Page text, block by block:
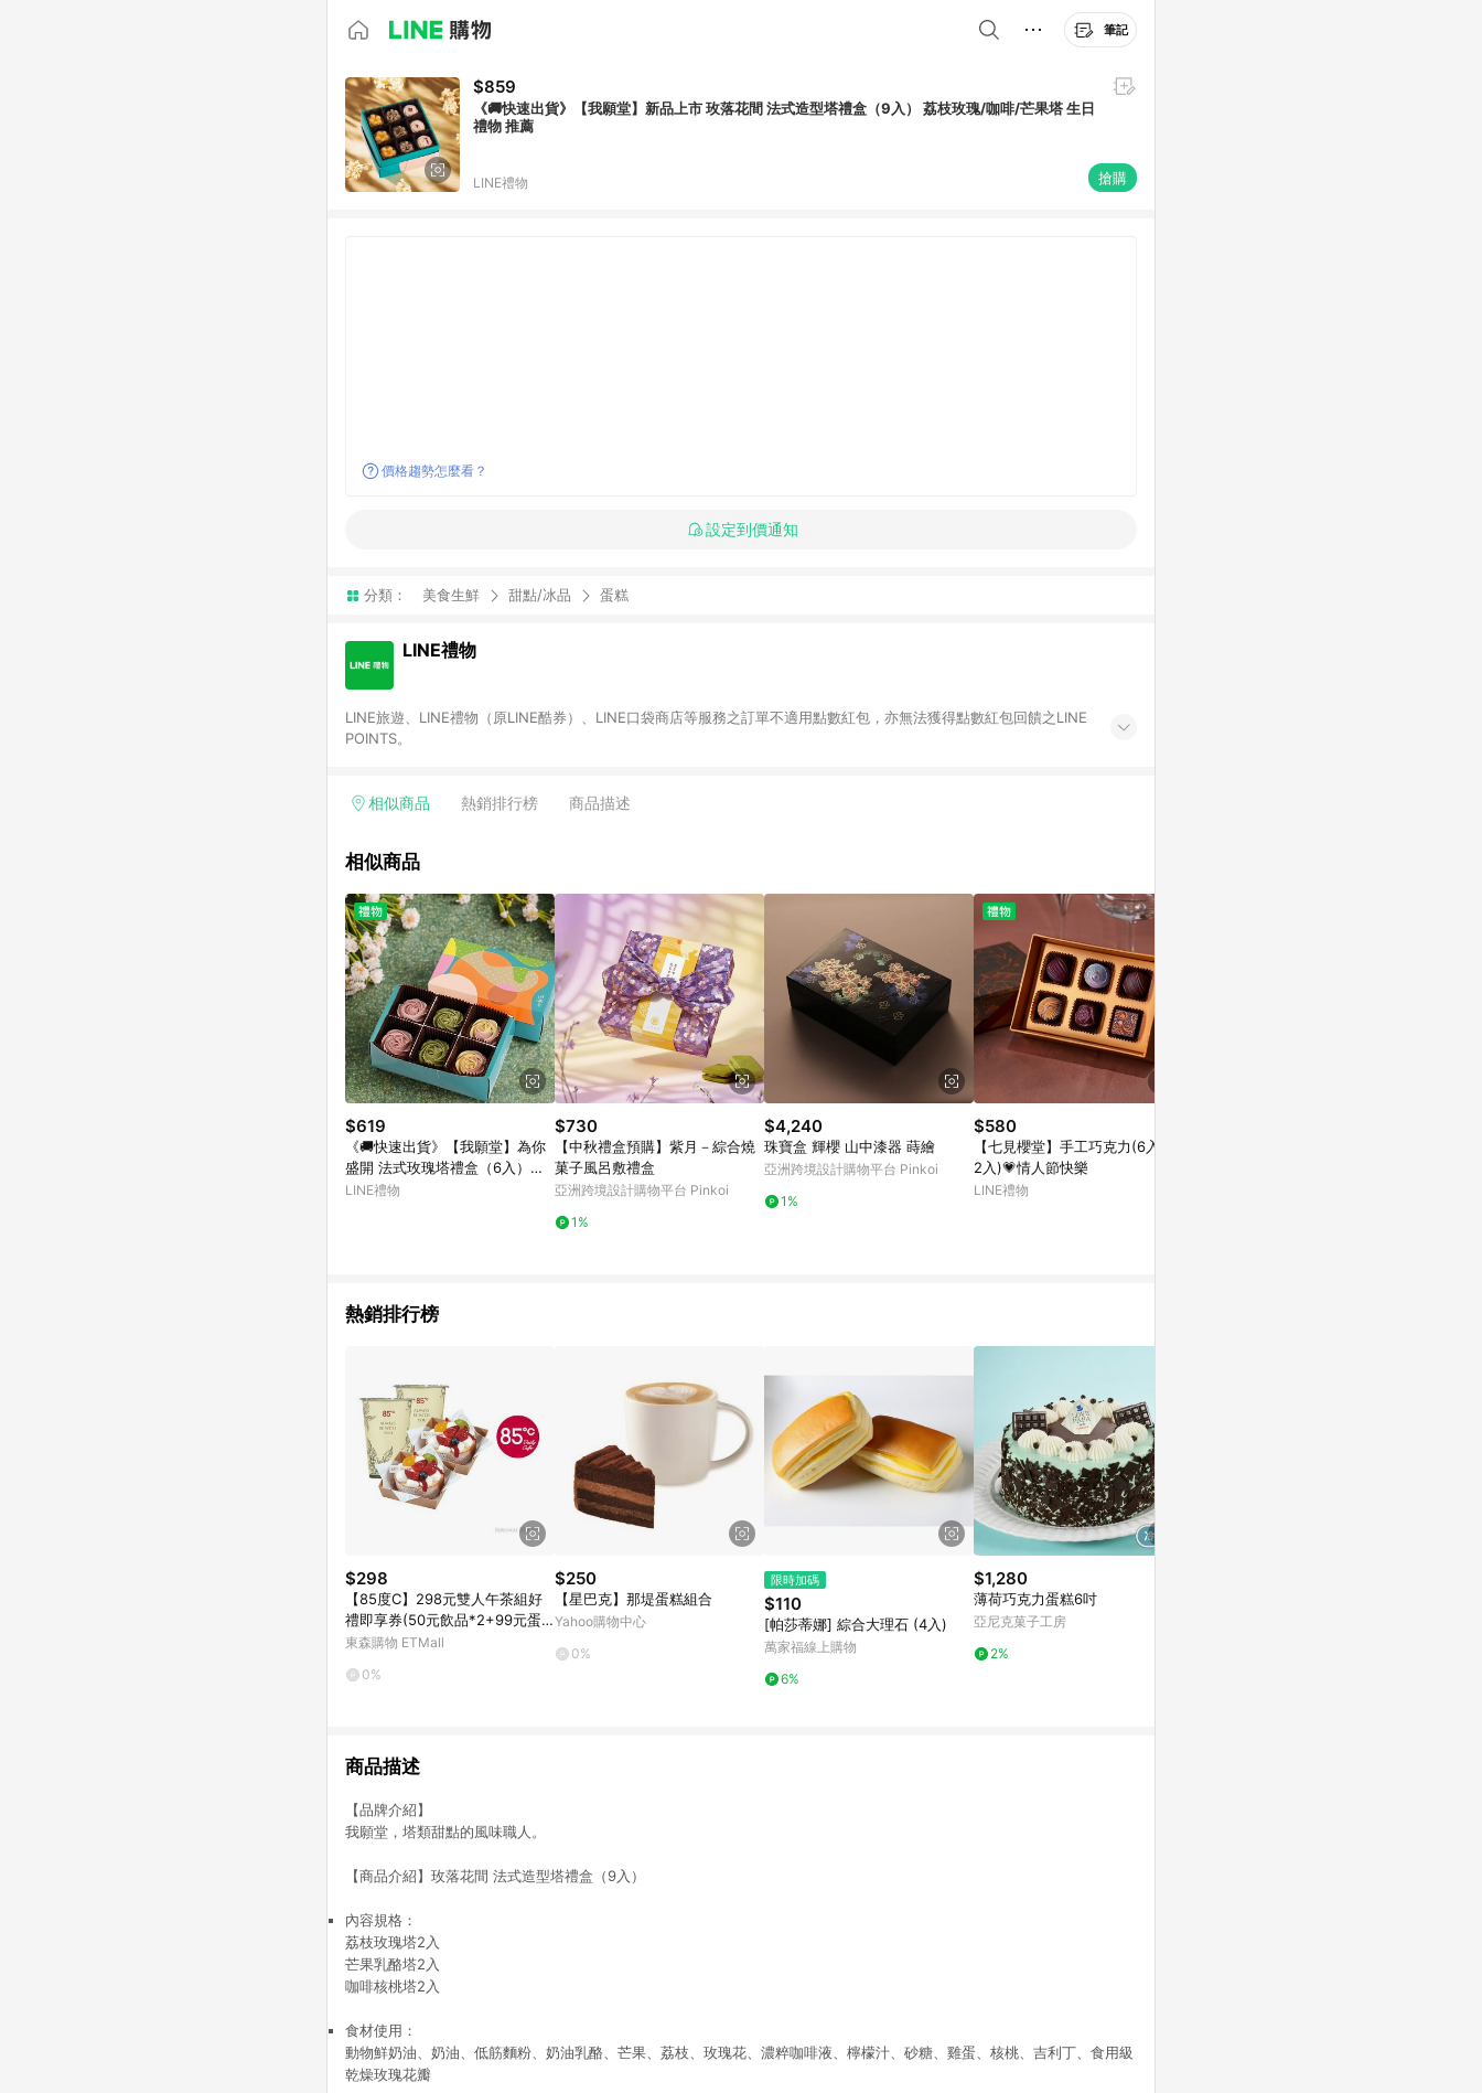
筆記
$859
《🚚快速出貨》【我願堂】新品上市 玫落花間 法式造型塔禮盒（9入） 荔枝玫瑰/咖啡/芒果塔 生日
禮物 推薦
LINE禮物 搶購
價格趨勢怎麼看？
設定到價通知
分類： 美食生鮮 甜點/冰品 蛋糕
LINE禮物
LINE旅遊、LINE禮物（原LINE酷券）、LINE口袋商店等服務之訂單不適用點數紅包，亦無法獲得點數紅包回饋之LINE
POINTS。
相似商品 熱銷排行榜 商品描述
相似商品
$619
《🚚快速出貨》【我願堂】為你
盛開 法式玫瑰塔禮盒（6入）生
日禮物 抹茶塔 檸檬塔 推薦
LINE禮物
$730
【中秋禮盒預購】紫月－綜合燒
菓子風呂敷禮盒
亞洲跨境設計購物平台 Pinkoi
1%
$4,240
珠寶盒 輝櫻 山中漆器 蒔繪
亞洲跨境設計購物平台 Pinkoi
1%
$580
【七見櫻堂】手工巧克力(6入)(1
2入)💗情人節快樂
LINE禮物
熱銷排行榜
$298
【85度C】298元雙人午茶組好
禮即享券(50元飲品*2+99元蛋
糕*2)
東森購物 ETMall
0%
$250
【星巴克】那堤蛋糕組合
Yahoo購物中心
0%
限時加碼
$110
[帕莎蒂娜] 綜合大理石 (4入)
萬家福線上購物
6%
$1,280
薄荷巧克力蛋糕6吋
亞尼克菓子工房
2%
商品描述
【品牌介紹】
我願堂，塔類甜點的風味職人。
【商品介紹】玫落花間 法式造型塔禮盒（9入）
內容規格：
荔枝玫瑰塔2入
芒果乳酪塔2入
咖啡核桃塔2入
食材使用：
動物鮮奶油、奶油、低筋麵粉、奶油乳酪、芒果、荔枝、玫瑰花、濃粹咖啡液、檸檬汁、砂糖、雞蛋、核桃、吉利丁、食用級
乾燥玫瑰花瓣